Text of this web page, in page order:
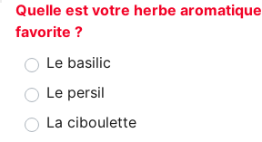
Quelle est votre herbe aromatique
favorite ?
Le basilic
Le persil
La ciboulette